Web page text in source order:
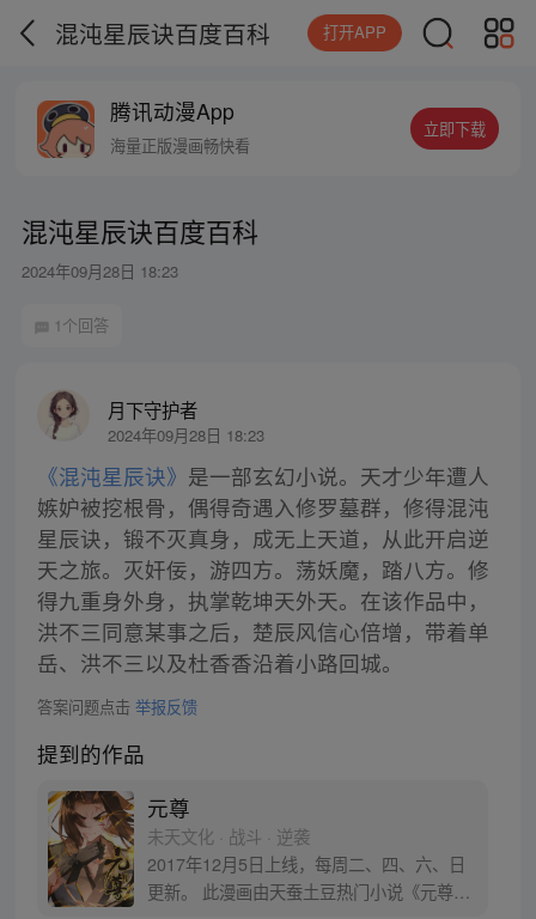
混沌星辰诀百度百科 打开APP
腾讯动漫App
海量正版漫画畅快看
立即下载
混沌星辰诀百度百科
2024年09月28日 18:23
1个回答
月下守护者
2024年09月28日 18:23
《混沌星辰诀》 是一部玄幻小说。天才少年遭人
嫉妒被挖根骨，偶得奇遇入修罗墓群，修得混沌
星辰诀，锻不灭真身，成无上天道，从此开启逆
天之旅。灭奸佞，游四方。荡妖魔，踏八方。修
得九重身外身，执掌乾坤天外天。在该作品中，
洪不三同意某事之后，楚辰风信心倍增，带着单
岳、洪不三以及杜香香沿着小路回城。
答案问题点击 举报反馈
提到的作品
元尊
未天文化 · 战斗 · 逆袭
2017年12月5日上线，每周二、四、六、日
更新。 此漫画由天蚕土豆热门小说《元尊》